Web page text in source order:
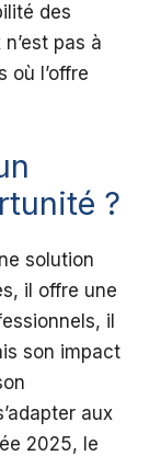
des
pas à
où l’offre
?
solution
il offre une
il
son impact
aux
2025, le